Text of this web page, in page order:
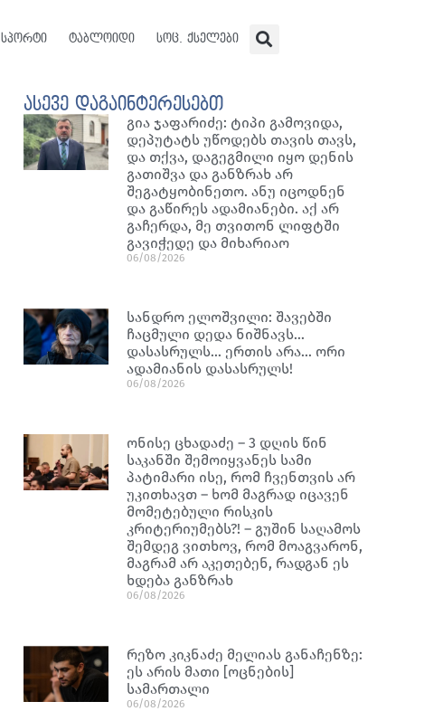
სპორტი ტაბლოიდი სოც. ქსელები
ასევე დაგაინტერესებთ
გია ჯაფარიძე: ტიპი გამოვიდა,
დეპუტატს უწოდებს თავის თავს,
და თქვა, დაგეგმილი იყო დენის
გათიშვა და განზრახ არ
შეგატყობინეთო. ანუ იცოდნენ
და გაწირეს ადამიანები. აქ არ
გაჩერდა, მე თვითონ ლიფტში
გავიჭედე და მიხარიაო
06/08/2026
სანდრო ელოშვილი: შავებში
ჩაცმული დედა ნიშნავს…
დასასრულს… ერთის არა… ორი
ადამიანის დასასრულს!
06/08/2026
ონისე ცხადაძე – 3 დღის წინ
საკანში შემოიყვანეს სამი
პატიმარი ისე, რომ ჩვენთვის არ
უკითხავთ – ხომ მაგრად იცავენ
მომეტებული რისკის
კრიტერიუმებს?! – გუშინ საღამოს
შემდეგ ვითხოვ, რომ მოაგვარონ,
მაგრამ არ აკეთებენ, რადგან ეს
ხდება განზრახ
06/08/2026
რეზო კიკნაძე მელიას განაჩენზე:
ეს არის მათი [ოცნების]
სამართალი
06/08/2026